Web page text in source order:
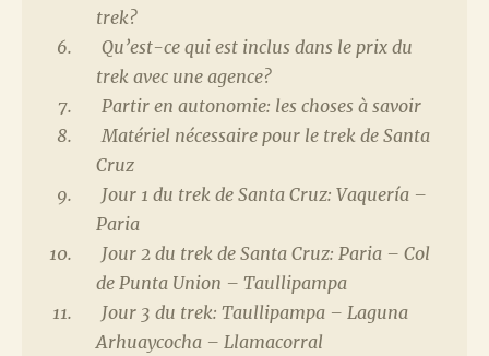
trek?
Qu’est-ce qui est inclus dans le prix du
trek avec une agence?
Partir en autonomie: les choses à savoir
Matériel nécessaire pour le trek de Santa
Cruz
Jour 1 du trek de Santa Cruz: Vaquería –
Paria
Jour 2 du trek de Santa Cruz: Paria – Col
de Punta Union – Taullipampa
Jour 3 du trek: Taullipampa – Laguna
Arhuaycocha – Llamacorral